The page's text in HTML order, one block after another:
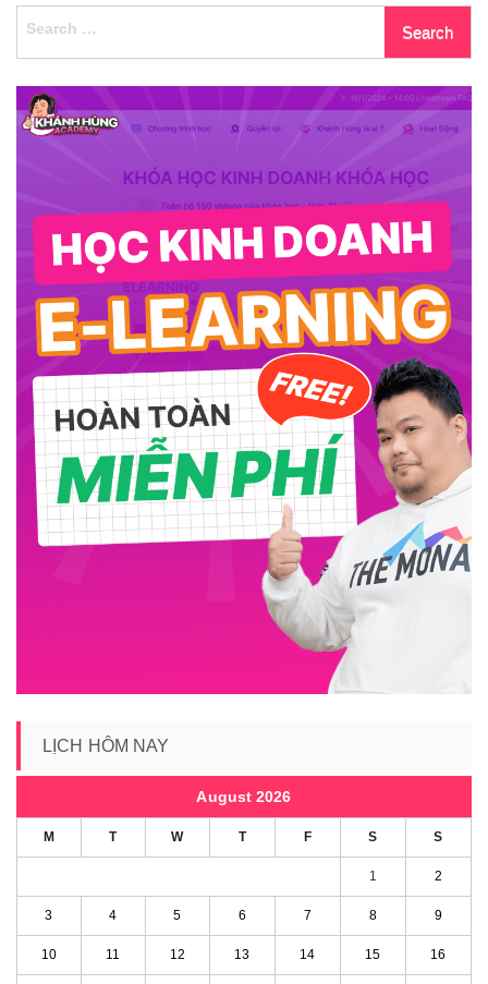
Search
LỊCH HÔM NAY
August 2026
M T W T F S S
1 2
3 4 5 6 7 8 9
10 11 12 13 14 15 16